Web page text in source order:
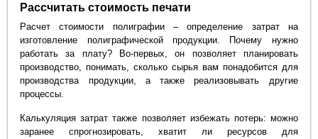
Рассчитать стоимость печати
Расчет стоимости полиграфии – определение затрат на
изготовление полиграфической продукции. Почему нужно
работать за плату? Во-первых, он позволяет планировать
производство, понимать, сколько сырья вам понадобится для
производства продукции, а также реализовывать другие
процессы.
Калькуляция затрат также позволяет избежать потерь: можно
заранее спрогнозировать, хватит ли ресурсов для